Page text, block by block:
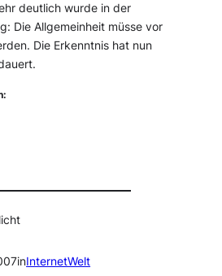
deutlich wurde in der
Die Allgemeinheit müsse vor
Die Erkenntnis hat nun
inInternetWelt